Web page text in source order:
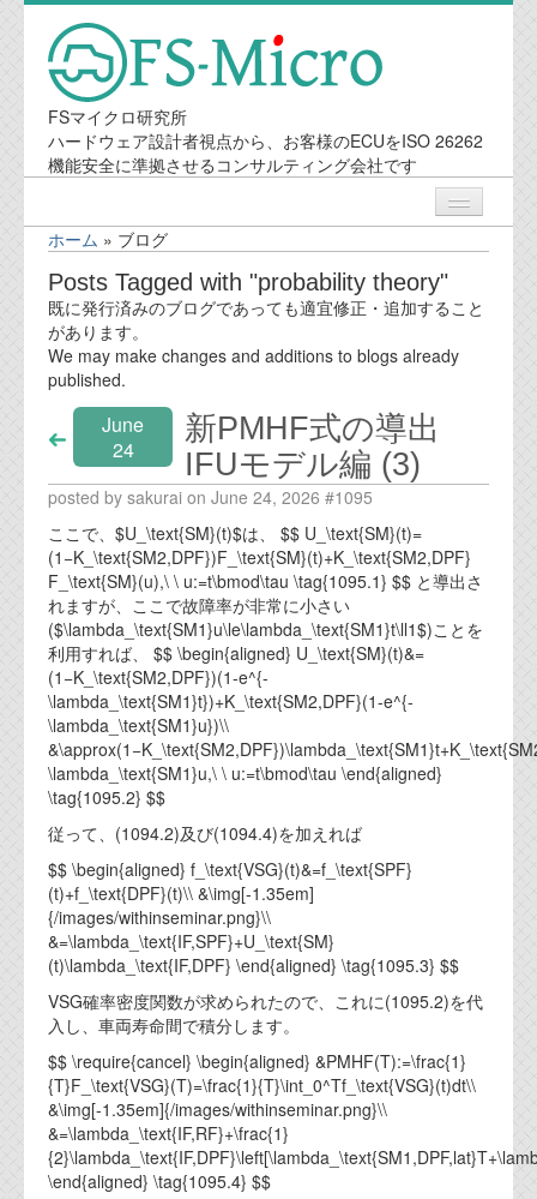
FSマイクロ研究所
ハードウェア設計者視点から、お客様のECUをISO 26262
機能安全に準拠させるコンサルティング会社です
ニュース
業務内容
会社案内
会社概要
代表ご挨拶
オフィス
実績
ブログ
機能安全ブログ
テクノロジ
外部投稿記事
ブログテーマ
技術文書
ご希望の方は、お問い合わせページから
資料閲覧パスワードをお問い合わせ頂き
ログインをお願い致します。アカウント
名は"opendocument"です。
機能安全用語集
ホーム » ブログ
Posts Tagged with "probability theory"
既に発行済みのブログであっても適宜修正・追加すること
があります。
We may make changes and additions to blogs already
published.
June
24
新PMHF式の導出
IFUモデル編 (3)
posted by sakurai on June 24, 2026 #1095
ここで、$U_\text{SM}(t)$は、 $$ U_\text{SM}(t)=
(1−K_\text{SM2,DPF})⁢F_\text{SM}(t)+K_\text{SM2,DPF}
⁢F_\text{SM}(u),\ \ u:=t\bmod\tau \tag{1095.1} $$ と導出さ
れますが、ここで故障率が非常に小さい
($\lambda_\text{SM1}u\le\lambda_\text{SM1}t\ll1$)ことを
利用すれば、 $$ \begin{aligned} U_\text{SM}(t)&=
(1−K_\text{SM2,DPF})(1-e^{-
\lambda_\text{SM1}t})+K_\text{SM2,DPF}⁢(1-e^{-
\lambda_\text{SM1}u})\\
⁢\lambda_\text{SM1}u,\ \ u:=t\bmod\tau \end{aligned}
\tag{1095.2} $$
従って、(1094.2)及び(1094.4)を加えれば
$$ \begin{aligned} f_\text{VSG}(t)&=f_\text{SPF}
(t)+f_\text{DPF}(t)\\ &\img[-1.35em]
{/images/withinseminar.png}\\
&=\lambda_\text{IF,SPF}+U_\text{SM}
(t)\lambda_\text{IF,DPF} \end{aligned} \tag{1095.3} $$
VSG確率密度関数が求められたので、これに(1095.2)を代
入し、車両寿命間で積分します。
$$ \require{cancel} \begin{aligned} &PMHF(T):=\frac{1}
{T}F_\text{VSG}(T)=\frac{1}{T}\int_0^Tf_\text{VSG}(t)dt\\
&\img[-1.35em]{/images/withinseminar.png}\\
&=\lambda_\text{IF,RF}+\frac{1}
\end{aligned} \tag{1095.4} $$